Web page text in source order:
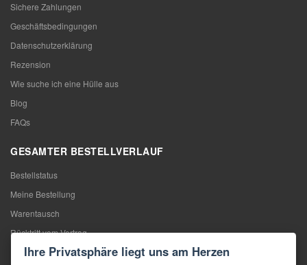
Sichere Zahlungen
Geschäftsbedingungen
Datenschutzerklärung
Rezension
Wie suche ich eine Hülle aus
Blog
FAQs
GESAMTER BESTELLVERLAUF
Bestellstatus
Meine Bestellung
Warentausch
Rücktritt vom Vertrag
Reklamation
Ihre Privatsphäre liegt uns am Herzen